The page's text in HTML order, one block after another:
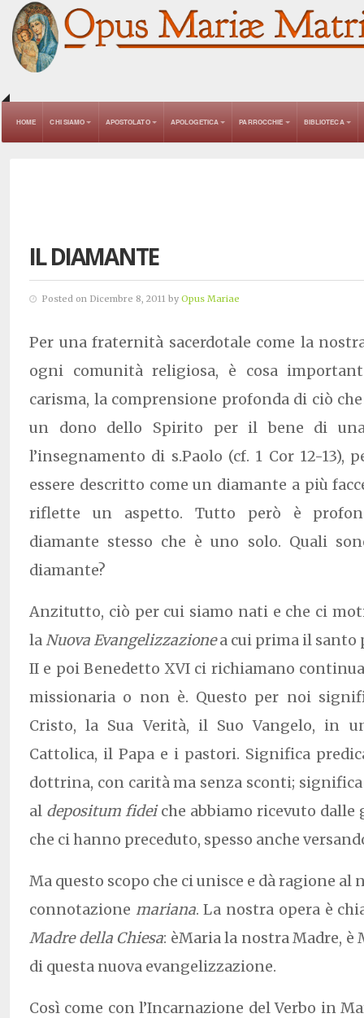
HOME CHI SIAMO APOSTOLATO APOLOGETICA PARROCCHIE BIBLIOTECA
IL DIAMANTE
Posted on Dicembre 8, 2011 by Opus Mariae
Per una fraternità sacerdotale come la
ogni comunità religiosa, è cosa
carisma, la comprensione profonda di ciò
un dono dello Spirito per il bene di una
l’insegnamento di s.Paolo (cf. 1 Cor 12-13),
essere descritto come un diamante a più
riflette un aspetto. Tutto però è
diamante stesso che è uno solo. Quali
diamante?
Anzitutto, ciò per cui siamo nati e che ci
laNuova Evangelizzazionea cui prima il santo
II e poi Benedetto XVI ci richiamano
missionaria o non è. Questo per noi
Cristo, la Sua Verità, il Suo Vangelo, in
Cattolica, il Papa e i pastori. Significa
dottrina, con carità ma senza sconti;
al depositum fideiche abbiamo ricevuto
che ci hanno preceduto, spesso anche
Ma questo scopo che ci unisce e dà ragione al
connotazione mariana. La nostra opera è
Madre della Chiesa: èMaria la nostra Madre,
di questa nuova evangelizzazione.
Così come con l’Incarnazione del Verbo in